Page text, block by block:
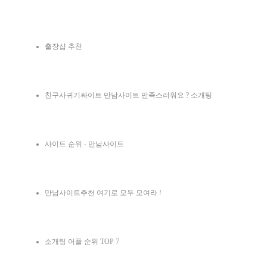
출장샵 추천
친구사귀기싸이트 만남사이트 만족스러워요 ? 소개팅
사이트 순위 - 만남사이트
만남사이트추천 여기로 모두 모여라 !
소개팅 어플 순위 TOP 7